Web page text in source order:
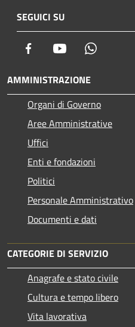
SEGUICI SU
Facebook Youtube
AMMINISTRAZIONE
Organi di Governo
Aree Amministrative
Uffici
Enti e fondazioni
Politici
Personale Amministrativo
Documenti e dati
CATEGORIE DI SERVIZIO
Anagrafe e stato civile
Cultura e tempo libero
Vita lavorativa